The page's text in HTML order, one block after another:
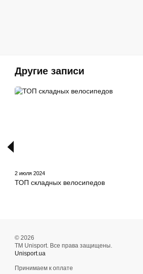
Другие записи
2 июля 2024
ТОП складных велосипедов
© 2026
ТМ Unisport. Все права защищены.
Unisport.ua
Принимаем к оплате